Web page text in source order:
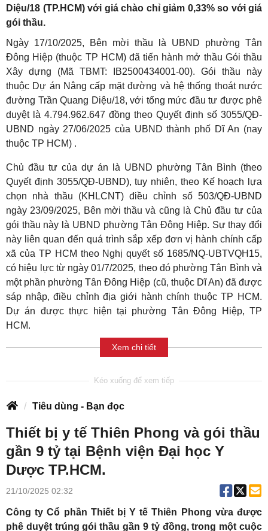
Diệu/18 (TP.HCM) với giá chào chỉ giảm 0,33% so với giá
gói thầu.
Ngày 17/10/2025, Bên mời thầu là UBND phường Tân
Đông Hiệp (thuộc TP HCM) đã tiến hành mở thầu Gói thầu
Xây dựng (Mã TBMT: IB2500434001-00). Gói thầu này
thuộc Dự án Nâng cấp mặt đường và hệ thống thoát nước
đường Trần Quang Diệu/18, với tổng mức đầu tư được phê
duyệt là 4.794.962.647 đồng theo Quyết định số 3055/QĐ-
UBND ngày 27/06/2025 của UBND thành phố Dĩ An (nay
thuộc TP HCM) .
Chủ đầu tư của dự án là UBND phường Tân Bình (theo
Quyết định 3055/QĐ-UBND), tuy nhiên, theo Kế hoạch lựa
chọn nhà thầu (KHLCNT) điều chỉnh số 503/QĐ-UBND
ngày 23/09/2025, Bên mời thầu và cũng là Chủ đầu tư của
gói thầu này là UBND phường Tân Đông Hiệp. Sự thay đổi
này liên quan đến quá trình sắp xếp đơn vị hành chính cấp
xã của TP HCM theo Nghị quyết số 1685/NQ-UBTVQH15,
có hiệu lực từ ngày 01/7/2025, theo đó phường Tân Bình và
một phần phường Tân Đông Hiệp (cũ, thuộc Dĩ An) đã được
sáp nhập, điều chỉnh địa giới hành chính thuộc TP HCM.
Dự án được thực hiện tại phường Tân Đông Hiệp, TP
HCM.
Xem chi tiết
Tiêu dùng - Bạn đọc
Thiết bị y tế Thiên Phong và gói thầu
gần 9 tỷ tại Bệnh viện Đại học Y
Dược TP.HCM.
21/10/2025 02:32
Công ty Cổ phần Thiết bị Y tế Thiên Phong vừa được
phê duyệt trúng gói thầu gần 9 tỷ đồng, trong một cuộc